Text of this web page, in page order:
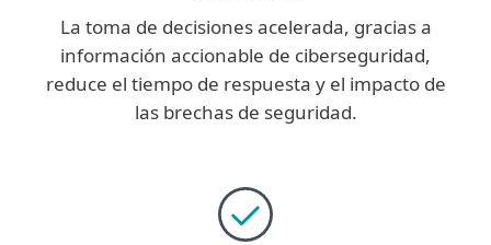
La toma de decisiones acelerada, gracias a
información accionable de ciberseguridad,
reduce el tiempo de respuesta y el impacto de
las brechas de seguridad.